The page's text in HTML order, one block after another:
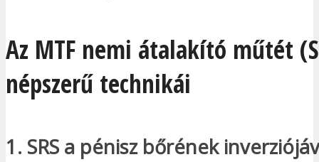
Az MTF nemi átalakító műtét
népszerű technikái
1. SRS a pénisz bőrének